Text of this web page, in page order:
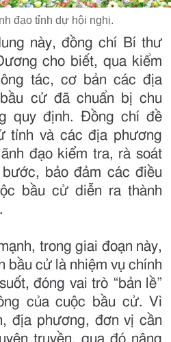
đạo tỉnh dự hội nghị.
này, đồng chí Bí thư
cho biết, qua kiểm
tác, cơ bản các địa
cử đã chuẩn bị chu
quy định. Đồng chí đề
tỉnh và các địa phương
đạo kiểm tra, rà soát
bảo đảm các điều
bầu cử diễn ra thành
trong giai đoạn này,
bầu cử là nhiệm vụ chính
đóng vai trò “bản lề”
của cuộc bầu cử. Vì
địa phương, đơn vị cần
truyền, qua đó nâng